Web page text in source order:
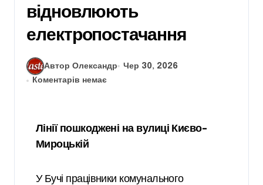
відновлюють
електропостачання
Автор Олександр
Чер 30, 2026
Коментарів немає
Лінії пошкоджені на вулиці Києво-
Мироцькій
У Бучі працівники комунального